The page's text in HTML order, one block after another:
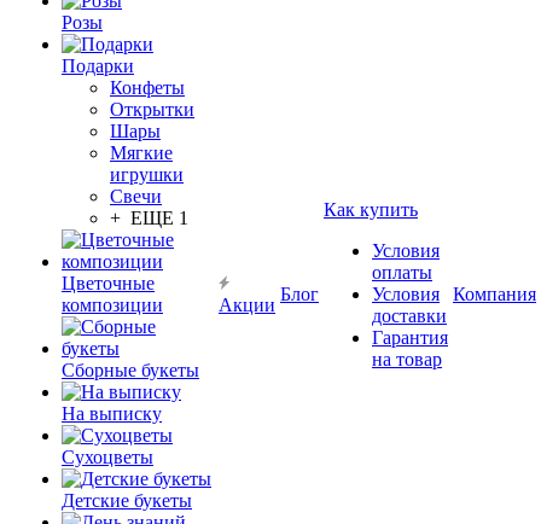
Розы
Подарки
Конфеты
Открытки
Шары
Мягкие
игрушки
Свечи
+ ЕЩЕ 1
Цветочные
композиции
Сборные букеты
На выписку
Сухоцветы
Детские букеты
Акции
Блог
Как купить
Условия
оплаты
Условия
доставки
Гарантия
на товар
Компания